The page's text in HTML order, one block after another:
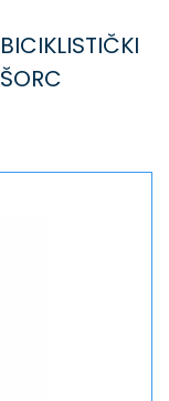
BICIKLISTIČKI
ŠORC